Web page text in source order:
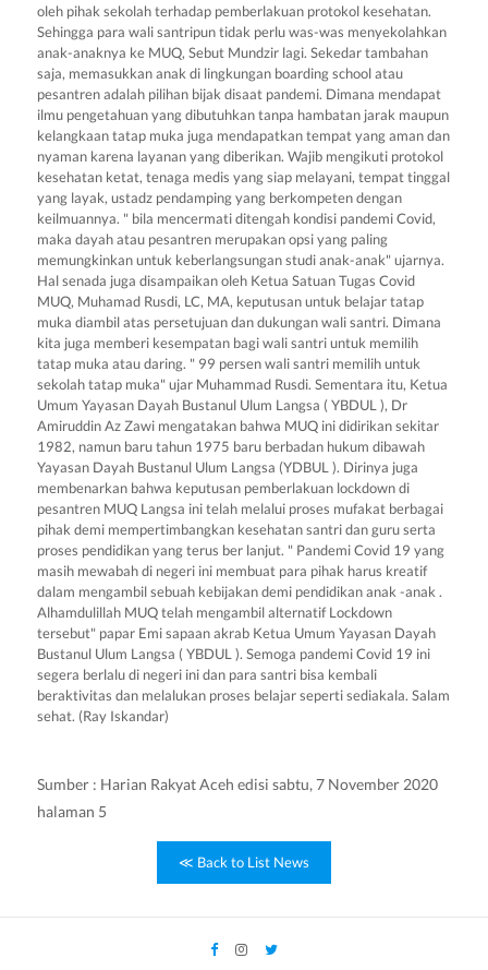
oleh pihak sekolah terhadap pemberlakuan protokol kesehatan.
Sehingga para wali santripun tidak perlu was-was menyekolahkan
anak-anaknya ke MUQ, Sebut Mundzir lagi. Sekedar tambahan
saja, memasukkan anak di lingkungan boarding school atau
pesantren adalah pilihan bijak disaat pandemi. Dimana mendapat
ilmu pengetahuan yang dibutuhkan tanpa hambatan jarak maupun
kelangkaan tatap muka juga mendapatkan tempat yang aman dan
nyaman karena layanan yang diberikan. Wajib mengikuti protokol
kesehatan ketat, tenaga medis yang siap melayani, tempat tinggal
yang layak, ustadz pendamping yang berkompeten dengan
keilmuannya. " bila mencermati ditengah kondisi pandemi Covid,
maka dayah atau pesantren merupakan opsi yang paling
memungkinkan untuk keberlangsungan studi anak-anak" ujarnya.
Hal senada juga disampaikan oleh Ketua Satuan Tugas Covid
MUQ, Muhamad Rusdi, LC, MA, keputusan untuk belajar tatap
muka diambil atas persetujuan dan dukungan wali santri. Dimana
kita juga memberi kesempatan bagi wali santri untuk memilih
tatap muka atau daring. " 99 persen wali santri memilih untuk
sekolah tatap muka" ujar Muhammad Rusdi. Sementara itu, Ketua
Umum Yayasan Dayah Bustanul Ulum Langsa ( YBDUL ), Dr
Amiruddin Az Zawi mengatakan bahwa MUQ ini didirikan sekitar
1982, namun baru tahun 1975 baru berbadan hukum dibawah
Yayasan Dayah Bustanul Ulum Langsa (YDBUL ). Dirinya juga
membenarkan bahwa keputusan pemberlakuan lockdown di
pesantren MUQ Langsa ini telah melalui proses mufakat berbagai
pihak demi mempertimbangkan kesehatan santri dan guru serta
proses pendidikan yang terus ber lanjut. " Pandemi Covid 19 yang
masih mewabah di negeri ini membuat para pihak harus kreatif
dalam mengambil sebuah kebijakan demi pendidikan anak -anak .
Alhamdulillah MUQ telah mengambil alternatif Lockdown
tersebut" papar Emi sapaan akrab Ketua Umum Yayasan Dayah
Bustanul Ulum Langsa ( YBDUL ). Semoga pandemi Covid 19 ini
segera berlalu di negeri ini dan para santri bisa kembali
beraktivitas dan melalukan proses belajar seperti sediakala. Salam
sehat. (Ray Iskandar)
Sumber : Harian Rakyat Aceh edisi sabtu, 7 November 2020
halaman 5
≪ Back to List News